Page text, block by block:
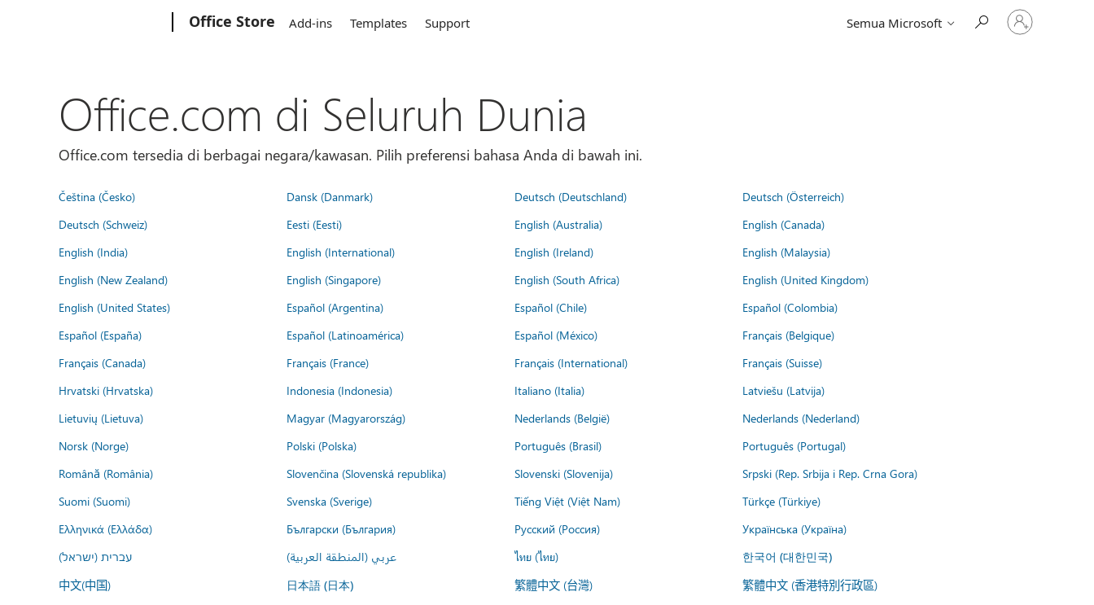
Office Store Add-ins Templates Support Semua Microsoft
Masuk
ke
akun
Office.com di Seluruh Dunia
Office.com tersedia di berbagai negara/kawasan. Pilih preferensi bahasa Anda di bawah ini.
Čeština (Česko) Dansk (Danmark) Deutsch (Deutschland)
Deutsch (Österreich)
Deutsch (Schweiz)
Eesti (Eesti) English (Australia)
English (Canada)
English (India)
English (International) English (Ireland)
English (Malaysia)
English (New Zealand)
English (Singapore) English (South Africa)
English (United Kingdom)
English (United States)
Español (Argentina) Español (Chile)
Español (Colombia)
Español (España)
Español (Latinoamérica) Español (México)
Français (Belgique)
Français (Canada)
Français (France) Français (International)
Français (Suisse)
Hrvatski (Hrvatska)
Indonesia (Indonesia) Italiano (Italia)
Latviešu (Latvija)
Lietuvių (Lietuva)
Magyar (Magyarország) Nederlands (België)
Nederlands (Nederland)
Norsk (Norge)
Polski (Polska) Português (Brasil)
Português (Portugal)
Română (România)
Slovenčina (Slovenská republika) Slovenski (Slovenija)
Srpski (Rep. Srbija i Rep. Crna Gora)
Suomi (Suomi)
Svenska (Sverige) Tiếng Việt (Việt Nam)
Türkçe (Türkiye)
Ελληνικά (Ελλάδα)
Български (България) Русский (Россия)
Українська (Україна)
עברית (ישראל)
عربي (المنطقة العربية) ไทย (ไทย) 한국어 (대한민국)
中文(中国) 日本語 (日本) 繁體中文 (台灣) 繁體中文 (香港特別行政區)